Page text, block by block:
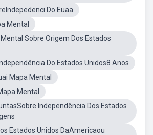
Do Euaa
Mental
Sobre Origem Dos Estados
Do Estados Unidos8 Anos
Mapa Mental
Mental
Independência Dos Estados
Estados Unidos DaAmericaou